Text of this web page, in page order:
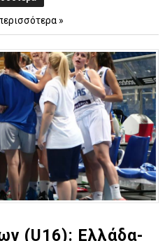
»
(U16): Ελλάδα-